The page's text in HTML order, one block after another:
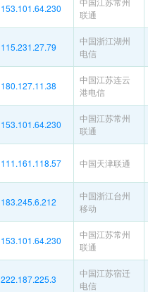
153.101.64.230
联通
115.231.27.79
中国浙江湖州
电信
180.127.11.38
中国江苏连云
港电信
153.101.64.230
中国江苏常州
联通
111.161.118.57 中国天津联通
183.245.6.212
中国浙江台州
移动
153.101.64.230
中国江苏常州
联通
222.187.225.3
中国江苏宿迁
电信